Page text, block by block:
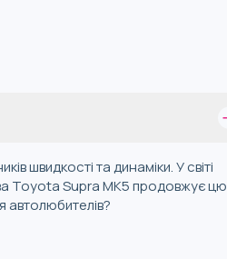
швидкості та динаміки. У світі
Toyota Supra MK5 продовжує цю
автолюбителів?